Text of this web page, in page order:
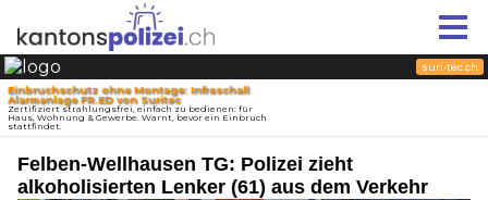
Felben-Wellhausen TG: Polizei zieht
alkoholisierten Lenker (61) aus dem Verkehr